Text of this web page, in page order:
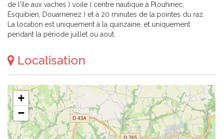
de l'île aux vaches ) voile ( centre nautique à Plouhinec,
Esquibien, Douarnenez ) et à 20 minutes de la pointes du raz.
La location est uniquement à la quinzaine, et uniquement
pendant la période juillet ou aout.
Localisation
+
−